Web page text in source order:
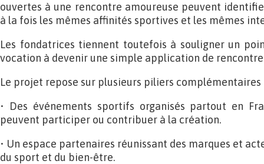
ouvertes à une rencontre amoureuse peuvent
à la fois les mêmes affinités sportives et les mêmes
Les fondatrices tiennent toutefois à souligner un
vocation à devenir une simple application de
Le projet repose sur plusieurs piliers complémentaires
•⁠ ⁠Des événements sportifs organisés partout en
peuvent participer ou contribuer à la création.
•⁠ ⁠Un espace partenaires réunissant des marques et
du sport et du bien-être.